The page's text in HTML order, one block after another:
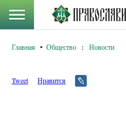
Главная Общество : Новости
Tweet Нравится